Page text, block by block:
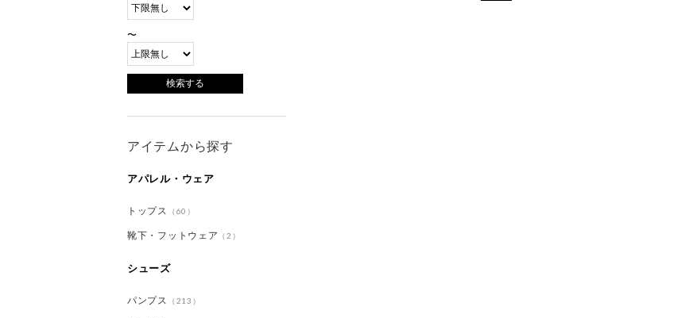
〜
アイテムから探す
アパレル・ウェア
トップス （60）
靴下・フットウェア （2）
シューズ
パンプス （213）